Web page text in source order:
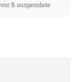
fi suspendate